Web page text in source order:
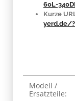
60L-
Kurze
yerd.de/
Wert
Modell /
Ersatzteile: